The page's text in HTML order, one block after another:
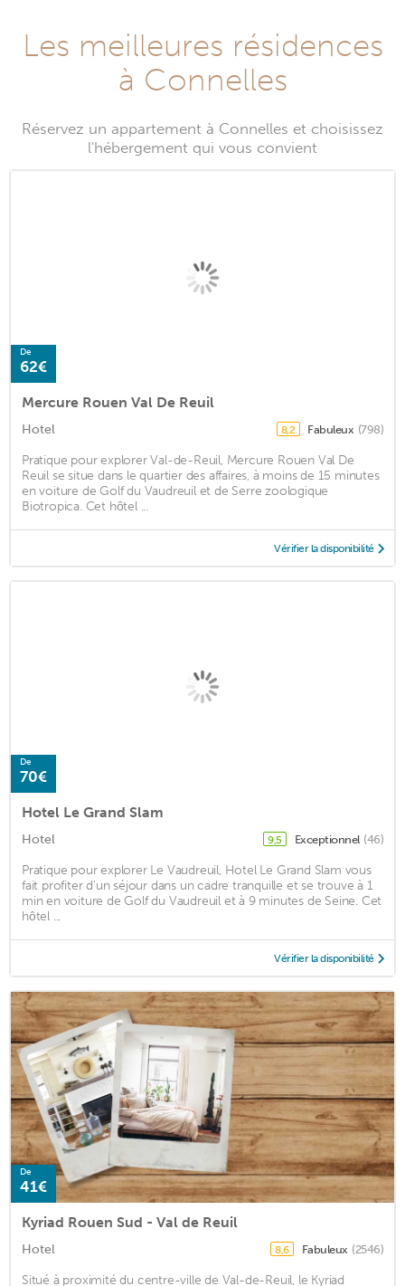
Les meilleures résidences
à Connelles
Réservez un appartement à Connelles et choisissez
l'hébergement qui vous convient
De
62€
Mercure Rouen Val De Reuil
Hotel 8,2 Fabuleux (798)
Pratique pour explorer Val-de-Reuil, Mercure Rouen Val De
Reuil se situe dans le quartier des affaires, à moins de 15 minutes
en voiture de Golf du Vaudreuil et de Serre zoologique
Biotropica. Cet hôtel ...
Vérifier la disponibilité
De
70€
Hotel Le Grand Slam
Hotel 9,5 Exceptionnel (46)
Pratique pour explorer Le Vaudreuil, Hotel Le Grand Slam vous
fait profiter d'un séjour dans un cadre tranquille et se trouve à 1
min en voiture de Golf du Vaudreuil et à 9 minutes de Seine. Cet
hôtel ...
Vérifier la disponibilité
De
41€
Kyriad Rouen Sud - Val de Reuil
Hotel 8,6 Fabuleux (2546)
Situé à proximité du centre-ville de Val-de-Reuil, le Kyriad